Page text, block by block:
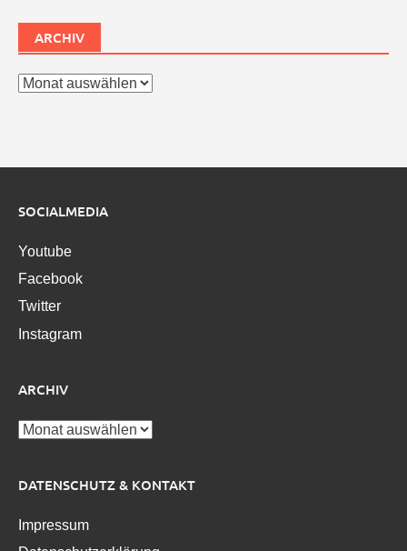
ARCHIV
Archiv
SOCIALMEDIA
Youtube
Facebook
Twitter
Instagram
ARCHIV
Archiv
DATENSCHUTZ & KONTAKT
Impressum